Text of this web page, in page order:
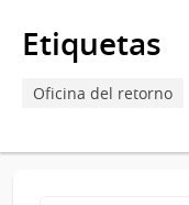
otro
régimen
de
ingreso
Etiquetas
Oficina del retorno